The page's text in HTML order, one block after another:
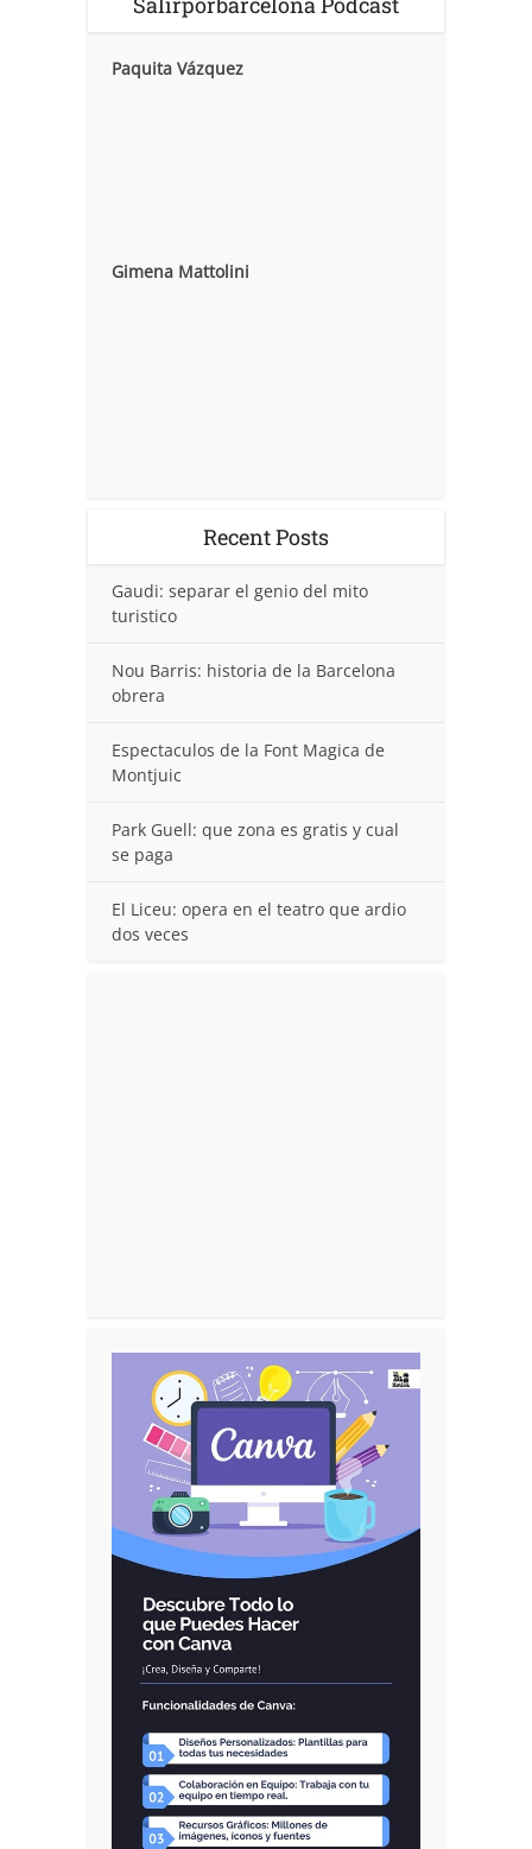
Paquita Vázquez
Gimena Mattolini
Recent Posts
Gaudi: separar el genio del mito
turistico
Nou Barris: historia de la Barcelona
obrera
Espectaculos de la Font Magica de
Montjuic
Park Guell: que zona es gratis y cual
se paga
El Liceu: opera en el teatro que ardio
dos veces